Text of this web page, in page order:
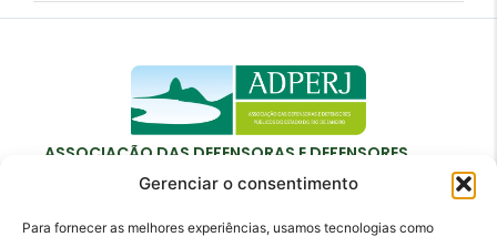
Gerenciar o consentimento
Para fornecer as melhores experiências, usamos tecnologias como
ASSOCIAÇÃO DAS DEFENSORAS E DEFENSORES
PÚBLICOS DO ESTADO DO RIO DE JANEIRO